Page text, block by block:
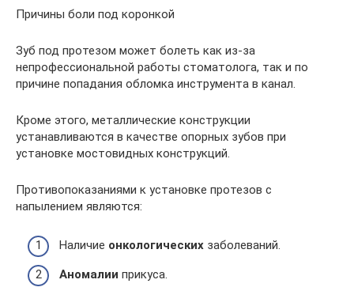
Причины боли под коронкой
Зуб под протезом может болеть как из-за
непрофессиональной работы стоматолога, так и по
причине попадания обломка инструмента в канал.
Кроме этого, металлические конструкции
устанавливаются в качестве опорных зубов при
установке мостовидных конструкций.
Противопоказаниями к установке протезов с
напылением являются:
Наличие онкологических заболеваний.
Аномалии прикуса.